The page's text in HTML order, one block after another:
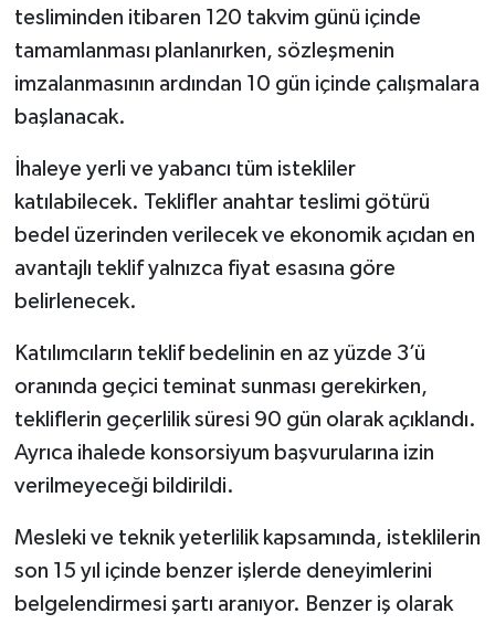
tesliminden itibaren 120 takvim günü içinde
tamamlanması planlanırken, sözleşmenin
imzalanmasının ardından 10 gün içinde çalışmalara
başlanacak.
İhaleye yerli ve yabancı tüm istekliler
katılabilecek. Teklifler anahtar teslimi götürü
bedel üzerinden verilecek ve ekonomik açıdan en
avantajlı teklif yalnızca fiyat esasına göre
belirlenecek.
Katılımcıların teklif bedelinin en az yüzde 3’ü
oranında geçici teminat sunması gerekirken,
tekliflerin geçerlilik süresi 90 gün olarak açıklandı.
Ayrıca ihalede konsorsiyum başvurularına izin
verilmeyeceği bildirildi.
Mesleki ve teknik yeterlilik kapsamında, isteklilerin
son 15 yıl içinde benzer işlerde deneyimlerini
belgelendirmesi şartı aranıyor. Benzer iş olarak